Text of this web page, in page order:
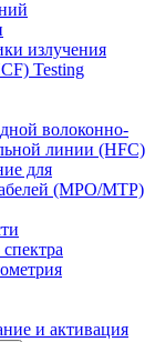
излучения
Testing
волоконно-
линии (HFC)
для
(MPO/MTP)
и активация